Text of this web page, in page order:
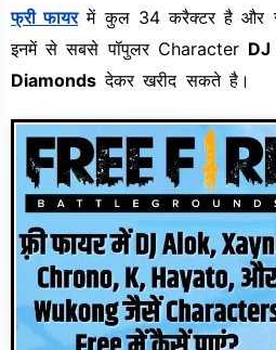
फ्री फायरमें कुल 34 करैक्टर है और
इनमें से सबसे पॉपुलर Character DJ
Diamonds देकर खरीद सकते है।